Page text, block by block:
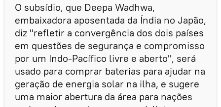
O subsídio, que Deepa Wadhwa,
embaixadora aposentada da Índia no Japão,
diz "refletir a convergência dos dois países
em questões de segurança e compromisso
por um Indo-Pacífico livre e aberto", será
usado para comprar baterias para ajudar na
geração de energia solar na ilha, e sugere
uma maior abertura da área para nações